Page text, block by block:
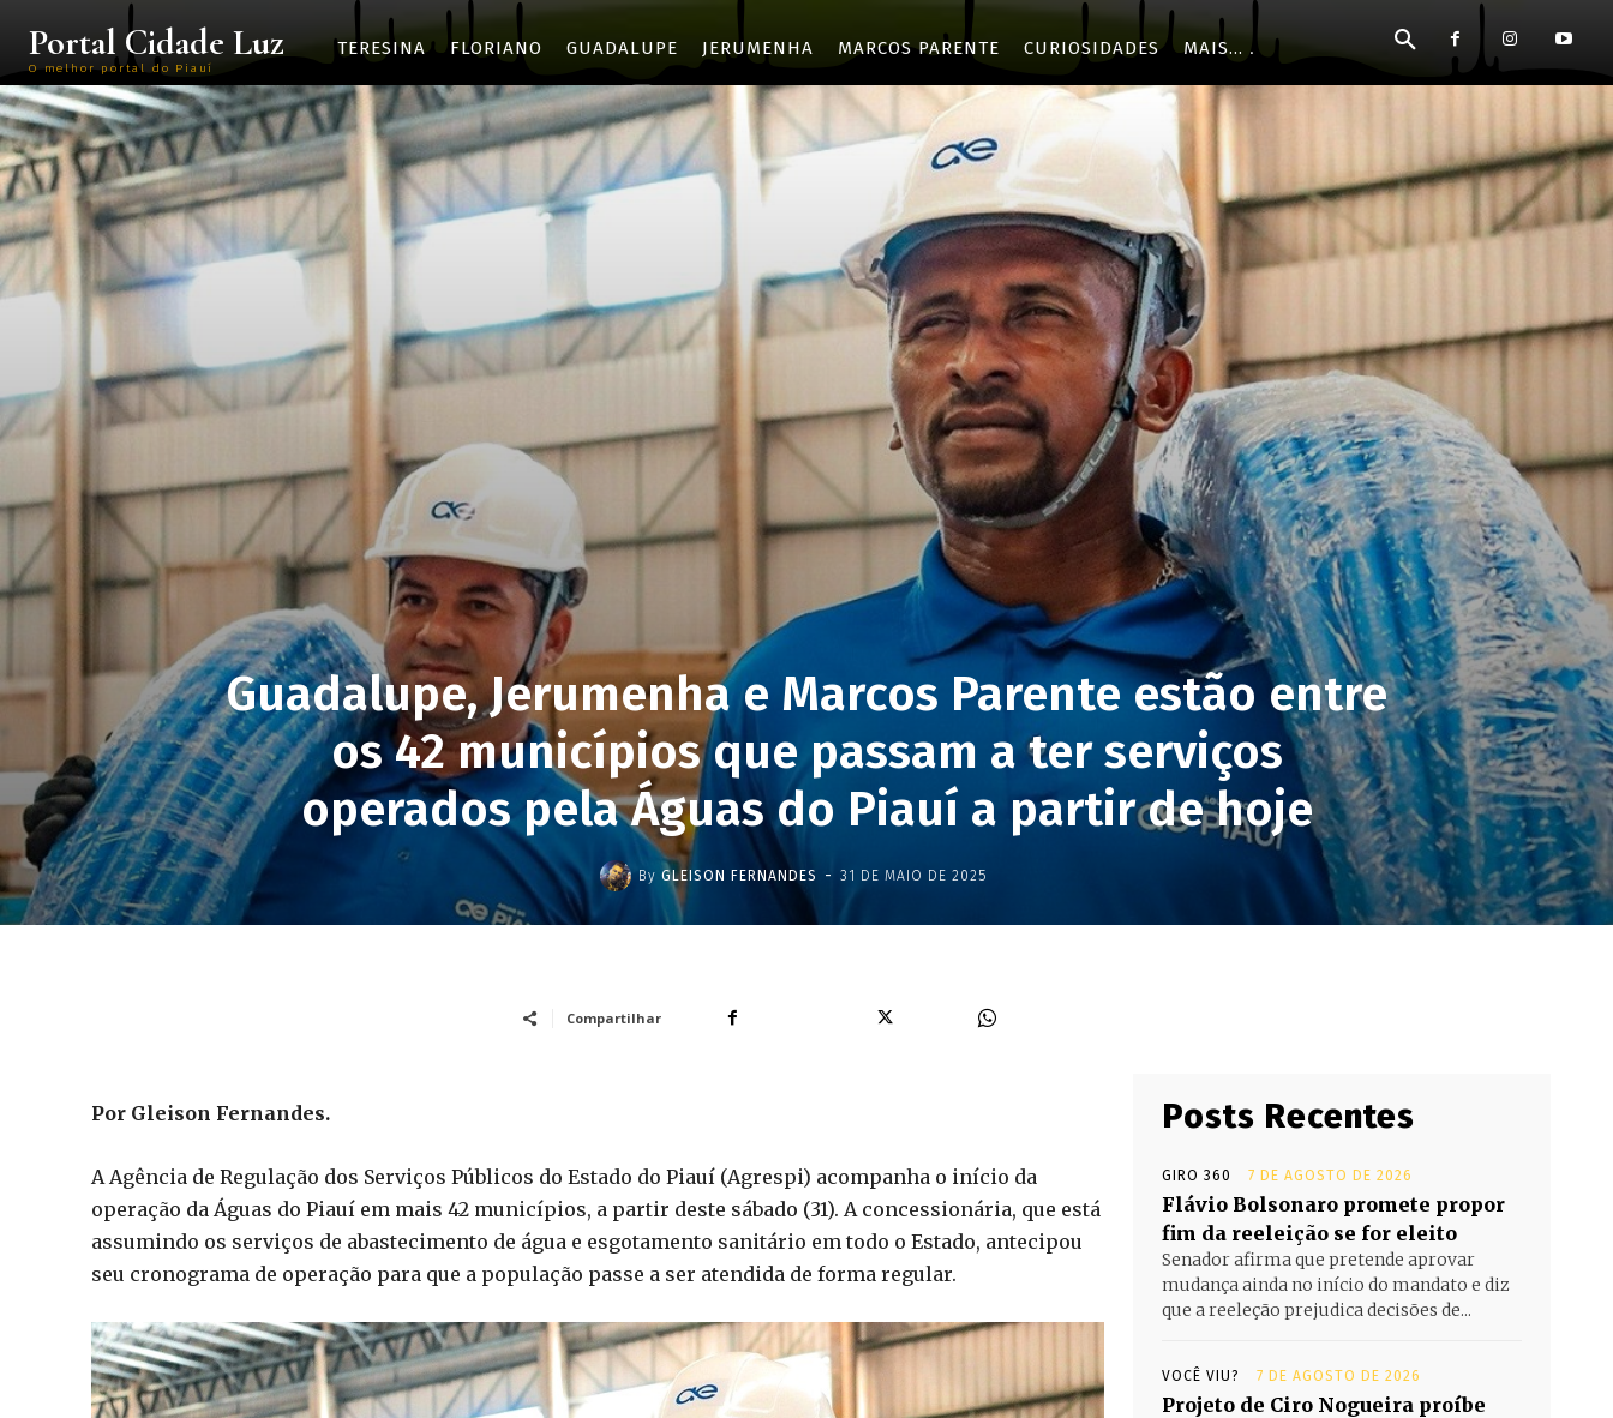
Portal Cidade Luz
O melhor portal do Piauí
TERESINA FLORIANO GUADALUPE JERUMENHA MARCOS PARENTE CURIOSIDADES MAIS...
Guadalupe, Jerumenha e Marcos Parente estão entre
os 42 municípios que passam a ter serviços
operados pela Águas do Piauí a partir de hoje
By GLEISON FERNANDES - 31 DE MAIO DE 2025
Compartilhar
Por Gleison Fernandes.
A Agência de Regulação dos Serviços Públicos do Estado do Piauí (Agrespi) acompanha o início da
operação da Águas do Piauí em mais 42 municípios, a partir deste sábado (31). A concessionária, que está
assumindo os serviços de abastecimento de água e esgotamento sanitário em todo o Estado, antecipou
seu cronograma de operação para que a população passe a ser atendida de forma regular.
Posts Recentes
GIRO 360 7 DE AGOSTO DE 2026
Flávio Bolsonaro promete propor
fim da reeleição se for eleito
Senador afirma que pretende aprovar
mudança ainda no início do mandato e diz
que a reeleção prejudica decisões de...
VOCÊ VIU? 7 DE AGOSTO DE 2026
Projeto de Ciro Nogueira proíbe